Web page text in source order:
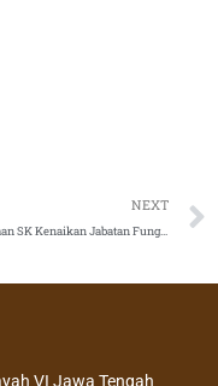
NEXT
Penerimaan SK Kenaikan Jabatan Fungsional Dosen Asisten Ahli dan Lektor, 6 September 2019
VI Jawa Tengah